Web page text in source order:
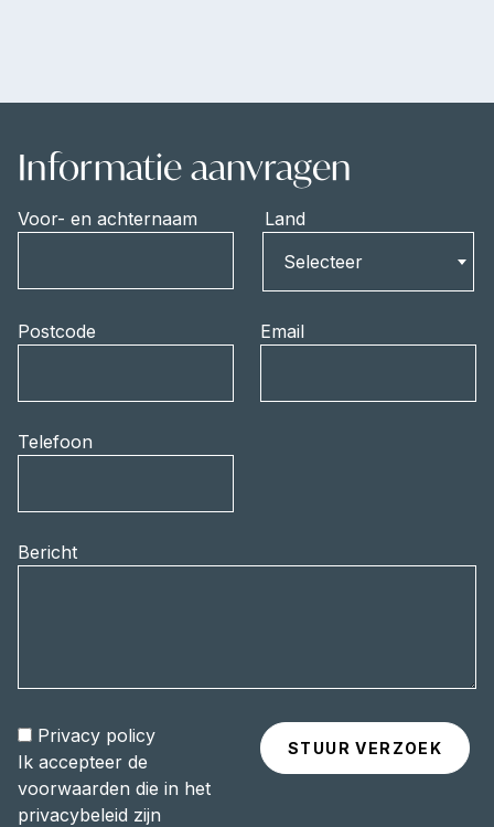
Informatie aanvragen
Voor- en achternaam
Land
Selecteer
Postcode Email
Telefoon
Bericht
Privacy policy
Ik accepteer de
voorwaarden die in het
privacybeleid zijn